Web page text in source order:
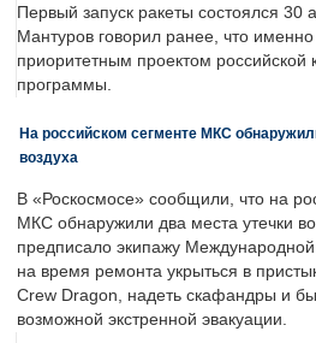
Первый запуск ракеты состоялся 30
Мантуров говорил ранее, что
приоритетным проектом российской
программы.
На российском сегменте МКС
воздуха
В «Роскосмосе» сообщили, что на
МКС обнаружили два места утечки
предписало экипажу Международной
на время ремонта укрыться в
Crew Dragon, надеть скафандры и
возможной экстренной эвакуации.